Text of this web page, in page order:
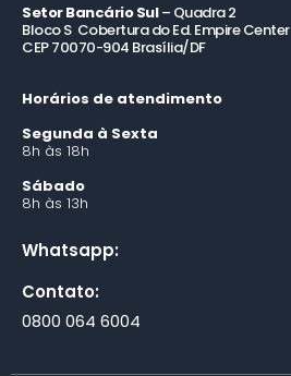
Setor Bancário Sul– Quadra 2
Bloco S Cobertura do Ed. Empire Center
CEP 70070-904 Brasília/DF
Horários de atendimento
Segunda à Sexta
8h às 18h
Sábado
8h às 13h
Whatsapp:
Contato:
0800 064 6004